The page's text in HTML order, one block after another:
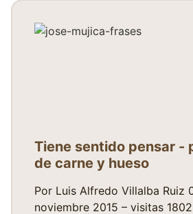
Tiene sentido pensar -
de carne y hueso
Por Luis Alfredo Villalba Ruiz
noviembre 2015 – visitas